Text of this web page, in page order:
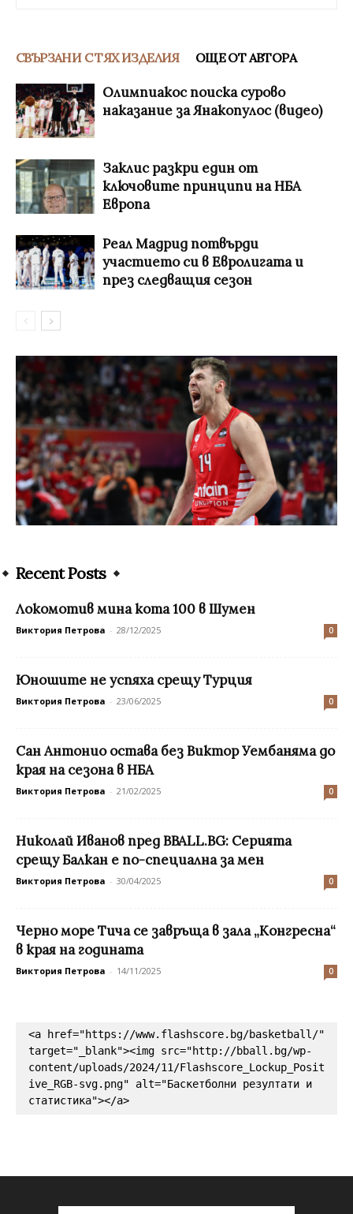
СВЪРЗАНИ С ТЯХ ИЗДЕЛИЯ ОЩЕ ОТ АВТОРА
Олимпиакос поиска сурово
наказание за Янакопулос (видео)
Заклис разкри един от
ключовите принципи на НБА
Европа
Реал Мадрид потвърди
участието си в Евролигата и
през следващия сезон
Recent Posts
Локомотив мина кота 100 в Шумен
Виктория Петрова - 28/12/2025 0
Юношите не успяха срещу Турция
Виктория Петрова - 23/06/2025 0
Сан Антонио остава без Виктор Уембаняма до
края на сезона в НБА
Виктория Петрова - 21/02/2025 0
Николай Иванов пред BBALL.BG: Серията
срещу Балкан е по-специална за мен
Виктория Петрова - 30/04/2025 0
Черно море Тича се завръща в зала „Конгресна“
в края на годината
Виктория Петрова - 14/11/2025 0
<a href="https://www.flashscore.bg/basketball/"
target="_blank"><img src="http://bball.bg/wp-
content/uploads/2024/11/Flashscore_Lockup_Posit
ive_RGB-svg.png" alt="Баскетболни резултати и
статистика"></a>